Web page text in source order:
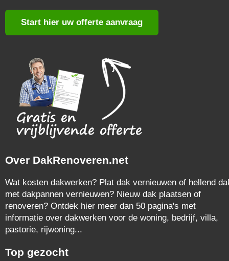
Start hier uw offerte aanvraag
Over DakRenoveren.net
Wat kosten dakwerken? Plat dak vernieuwen of hellend
met dakpannen vernieuwen? Nieuw dak plaatsen of
renoveren? Ontdek hier meer dan 50 pagina's met
informatie over dakwerken voor de woning, bedrijf, villa,
pastorie, rijwoning...
Top gezocht